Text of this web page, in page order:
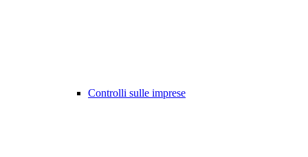
Controlli sulle imprese